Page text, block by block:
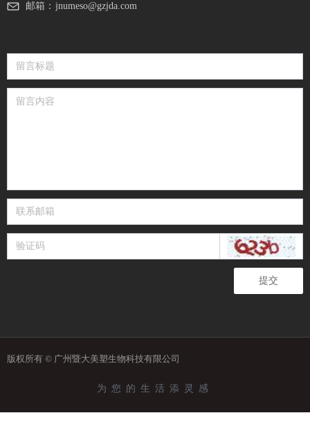
版权所有 © 广州暨大美塑生物科技有限公司
为您的生活添灵感
邮箱： jnumeso@gzjda.com
提交